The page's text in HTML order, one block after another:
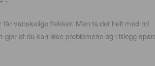
vanskelige flekker. Men ta det helt med ro!
at du kan løse problemene og i tillegg